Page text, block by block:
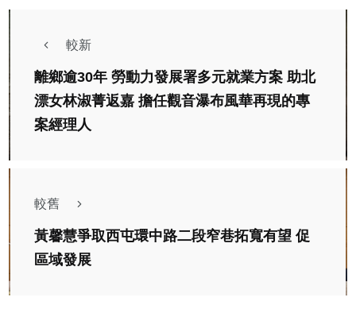
較新
離鄉逾30年 勞動力發展署多元就業方案 助北
漂女林淑菁返嘉 擔任觀音瀑布風華再現的專
案經理人
較舊
黃馨慧爭取西屯環中路二段窄巷拓寬有望 促
區域發展